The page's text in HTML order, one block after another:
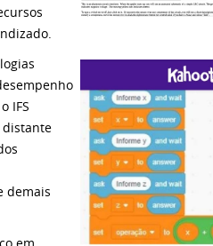
IFS
distante
demais